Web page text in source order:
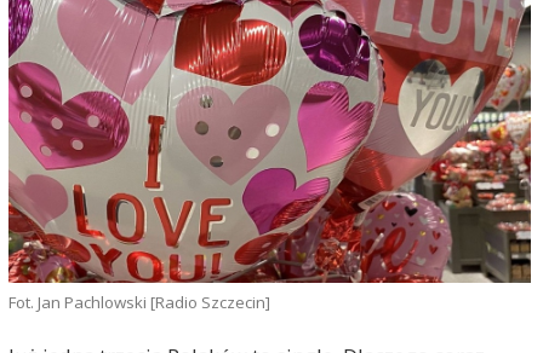
Fot. Jan Pachlowski [Radio Szczecin]